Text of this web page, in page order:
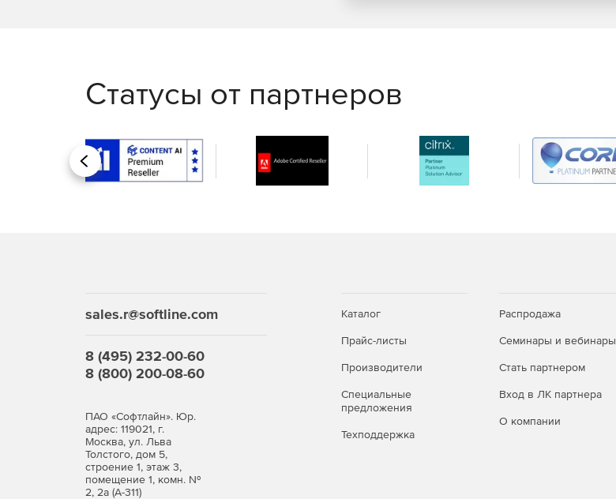
Нанософт Платформа nanoCAD 26 для Linux (лицензия на 1 год), Платформа nanoCAD 26
(конфигурация Профессиональная (Pro)), персональная лицензия
индивидуальных пользователей Linux, которым необходимы передовые инструменты для
проектирования и моделирования на всех этапах создания проекта.
Статусы от партнеров
Назад
sales.r@softline.com
8 (495) 232-00-60
8 (800) 200-08-60
ПАО «Софтлайн». Юр.
адрес: 119021, г.
Москва, ул. Льва
Толстого, дом 5,
строение 1, этаж 3,
помещение 1, комн. №
2, 2а (А-311)
Каталог
Прайс-листы
Производители
Специальные
предложения
Техподдержка
Распродажа
Семинары и вебинары
Стать партнером
Вход в ЛК партнера
О компании